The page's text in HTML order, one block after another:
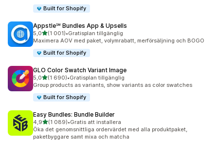
Built for Shopify
Appstle℠ Bundles App & Upsells
5,0av 5 stjärnor
(1 001)
1001 recensioner totalt
•Gratisplan tillgänglig
Maximera AOV med paket, volymrabatt, merförsäljning och BOGO
Built for Shopify
GLO Color Swatch Variant Image
5,0av 5 stjärnor
(1 690)
1690 recensioner totalt
•Gratisplan tillgänglig
Group products as variants, show variants as color swatches
Built for Shopify
Easy Bundles: Bundle Builder
4,9av 5 stjärnor
(1 089)
1089 recensioner totalt
•Gratis att installera
Öka det genomsnittliga ordervärdet med alla produktpaket,
paketbyggare samt mixa och matcha